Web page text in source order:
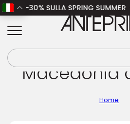
: -30% SULLA SPRING SUMMER
Macedonia
Home